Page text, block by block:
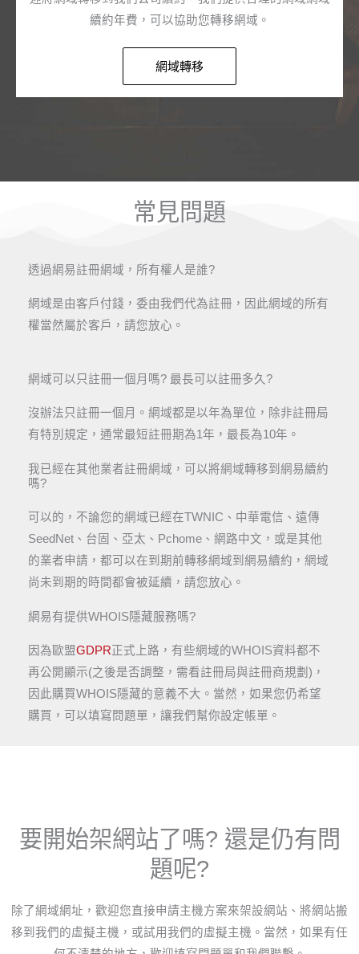
續約年費，可以協助您轉移網域。
網域轉移
常見問題
透過網易註冊網域，所有權人是誰?
網域是由客戶付錢，委由我們代為註冊，因此網域的所有
權當然屬於客戶，請您放心。
網域可以只註冊一個月嗎? 最長可以註冊多久?
沒辦法只註冊一個月。網域都是以年為單位，除非註冊局
有特別規定，通常最短註冊期為1年，最長為10年。
我已經在其他業者註冊網域，可以將網域轉移到網易續約
嗎?
可以的，不論您的網域已經在TWNIC、中華電信、遠傳
SeedNet、台固、亞太、Pchome、網路中文，或是其他
的業者申請，都可以在到期前轉移網域到網易續約，網域
尚未到期的時間都會被延續，請您放心。
網易有提供WHOIS隱藏服務嗎?
因為歐盟GDPR正式上路，有些網域的WHOIS資料都不
再公開顯示(之後是否調整，需看註冊局與註冊商規劃)，
因此購買WHOIS隱藏的意義不大。當然，如果您仍希望
購買，可以填寫問題單，讓我們幫你設定帳單。
要開始架網站了嗎? 還是仍有問
題呢?
除了網域網址，歡迎您直接申請主機方案來架設網站、將網站搬
移到我們的虛擬主機，或試用我們的虛擬主機。當然，如果有任